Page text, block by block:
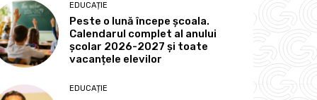
EDUCAȚIE
Peste o lună începe școala.
Calendarul complet al anului
școlar 2026-2027 și toate
vacanțele elevilor
EDUCAȚIE